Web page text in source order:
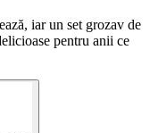
iar un set grozav de
pentru anii ce